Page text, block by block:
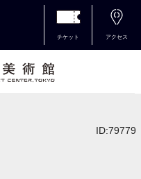
チケット アクセス
ID:79779